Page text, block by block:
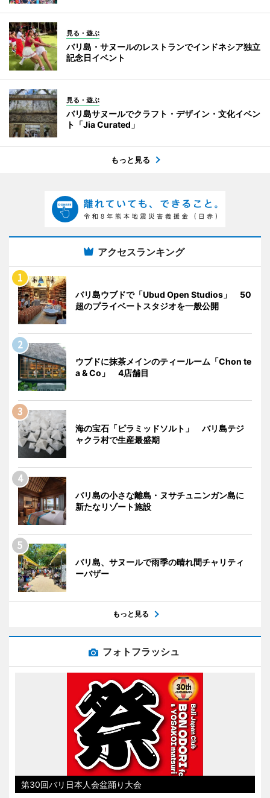
見る・遊ぶ
バリ島・サヌールのレストランでインドネシア独立
記念日イベント
見る・遊ぶ
バリ島サヌールでクラフト・デザイン・文化イベン
ト「Jia Curated」
もっと見る
アクセスランキング
バリ島ウブドで「Ubud Open Studios」 50
超のプライベートスタジオを一般公開
ウブドに抹茶メインのティールーム「Chon te
a & Co」 4店舗目
海の宝石「ピラミッドソルト」 バリ島テジ
ャクラ村で生産最盛期
バリ島の小さな離島・ヌサチュニンガン島に
新たなリゾート施設
バリ島、サヌールで雨季の晴れ間チャリティ
ーバザー
もっと見る
フォトフラッシュ
第30回バリ日本人会盆踊り大会